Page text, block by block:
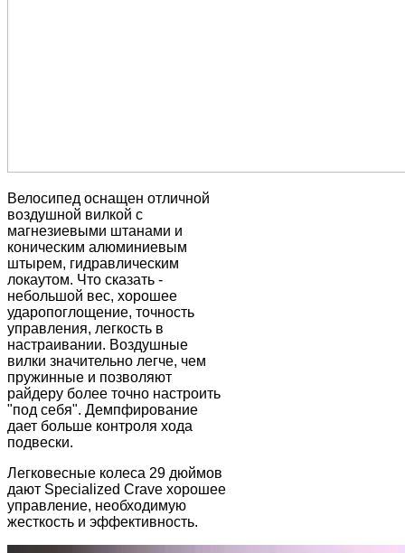
Велосипед оснащен отличной
воздушной вилкой с
магнезиевыми штанами и
коническим алюминиевым
штырем, гидравлическим
локаутом. Что сказать -
небольшой вес, хорошее
ударопоглощение, точность
управления, легкость в
настраивании. Воздушные
вилки значительно легче, чем
пружинные и позволяют
райдеру более точно настроить
"под себя". Демпфирование
дает больше контроля хода
подвески.
Легковесные колеса 29 дюймов
дают Specialized Crave хорошее
управление, необходимую
жесткость и эффективность.